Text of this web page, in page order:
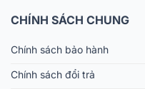
CHÍNH SÁCH CHUNG
Chính sách bảo hành
Chính sách đổi trả